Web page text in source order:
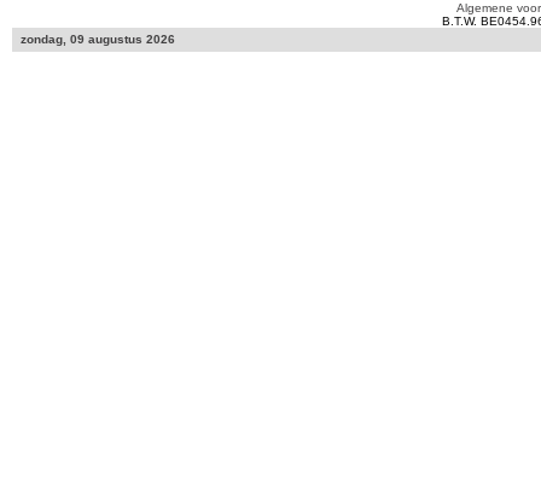
Algemene
B.T.W.
zondag, 09 augustus 2026